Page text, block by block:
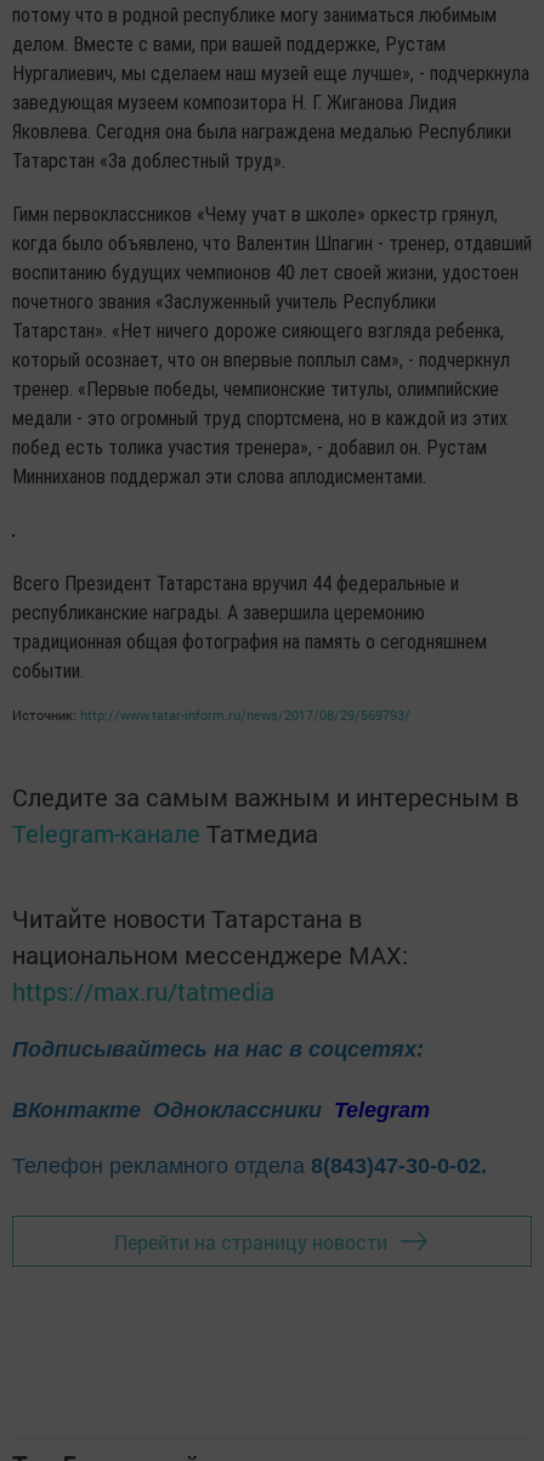
потому что в родной республике могу заниматься любимым
делом. Вместе с вами, при вашей поддержке, Рустам
Нургалиевич, мы сделаем наш музей еще лучше», - подчеркнула
заведующая музеем композитора Н. Г. Жиганова Лидия
Яковлева. Сегодня она была награждена медалью Республики
Татарстан «За доблестный труд».
Гимн первоклассников «Чему учат в школе» оркестр грянул,
когда было объявлено, что Валентин Шпагин - тренер, отдавший
воспитанию будущих чемпионов 40 лет своей жизни, удостоен
почетного звания «Заслуженный учитель Республики
Татарстан». «Нет ничего дороже сияющего взгляда ребенка,
который осознает, что он впервые поплыл сам», - подчеркнул
тренер. «Первые победы, чемпионские титулы, олимпийские
медали - это огромный труд спортсмена, но в каждой из этих
побед есть толика участия тренера», - добавил он. Рустам
Минниханов поддержал эти слова аплодисментами.
Всего Президент Татарстана вручил 44 федеральные и
республиканские награды. А завершила церемонию
традиционная общая фотография на память о сегодняшнем
событии.
Источник: http://www.tatar-inform.ru/news/2017/08/29/569793/
Следите за самым важным и интересным в
Telegram-канале Татмедиа
Читайте новости Татарстана в
национальном мессенджере MАХ:
https://max.ru/tatmedia
Подписывайтесь на нас в соцсетях:
ВКонтакте Одноклассники Telegram
Телефон рекламного отдела 8(843)47-30-0-02.
Перейти на страницу новости